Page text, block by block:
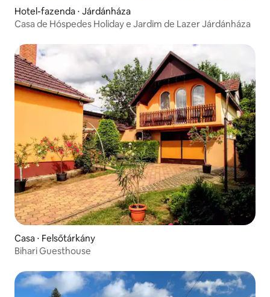
Hotel-fazenda ⋅ Járdánháza
Casa de Hóspedes Holiday e Jardim de Lazer Járdánháza
Casa ⋅ Felsőtárkány
Bihari Guesthouse